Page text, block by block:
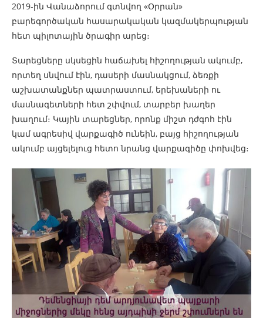
2019-ին Վանաձորում գտնվող «Օրրան»
բարեգործական հասարակական կազմակերպության
հետ պիլոտային ծրագիր արեց։
Տարեցները սկսեցին հաճախել հիշողության ակումբ,
որտեղ սնվում էին, դասերի մասնակցում, ձեռքի
աշխատանքներ պատրաստում, երեխաների ու
մասնագետների հետ շփվում, տարբեր խաղեր
խաղում։ Կային տարեցներ, որոնք միշտ դժգոհ էին
կամ ագրեսիվ վարքագիծ ունեին, բայց հիշողության
ակումբ այցելելուց հետո նրանց վարքագիծը փոխվեց։